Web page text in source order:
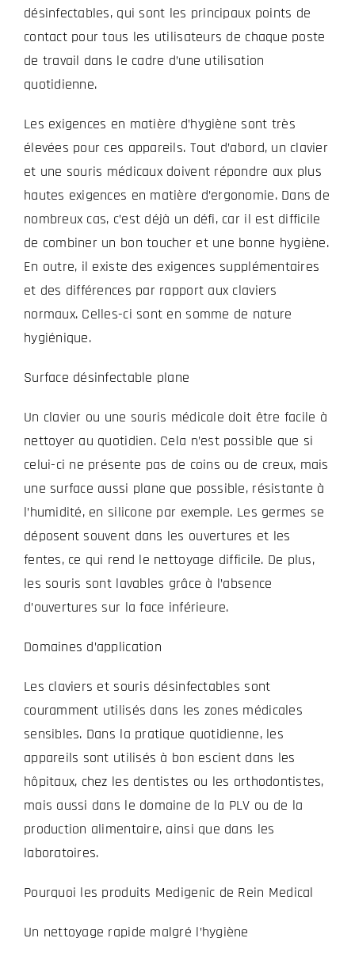
désinfectables, qui sont les principaux points de
contact pour tous les utilisateurs de chaque poste
de travail dans le cadre d’une utilisation
quotidienne.
Les exigences en matière d’hygiène sont très
élevées pour ces appareils. Tout d’abord, un clavier
et une souris médicaux doivent répondre aux plus
hautes exigences en matière d’ergonomie. Dans de
nombreux cas, c’est déjà un défi, car il est difficile
de combiner un bon toucher et une bonne hygiène.
En outre, il existe des exigences supplémentaires
et des différences par rapport aux claviers
normaux. Celles-ci sont en somme de nature
hygiénique.
Surface désinfectable plane
Un clavier ou une souris médicale doit être facile à
nettoyer au quotidien. Cela n’est possible que si
celui-ci ne présente pas de coins ou de creux, mais
une surface aussi plane que possible, résistante à
l’humidité, en silicone par exemple. Les germes se
déposent souvent dans les ouvertures et les
fentes, ce qui rend le nettoyage difficile. De plus,
les souris sont lavables grâce à l’absence
d’ouvertures sur la face inférieure.
Domaines d’application
Les claviers et souris désinfectables sont
couramment utilisés dans les zones médicales
sensibles. Dans la pratique quotidienne, les
appareils sont utilisés à bon escient dans les
hôpitaux, chez les dentistes ou les orthodontistes,
mais aussi dans le domaine de la PLV ou de la
production alimentaire, ainsi que dans les
laboratoires.
Pourquoi les produits Medigenic de Rein Medical
Un nettoyage rapide malgré l’hygiène